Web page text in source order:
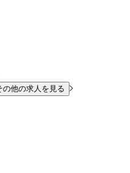
他の求人を見る